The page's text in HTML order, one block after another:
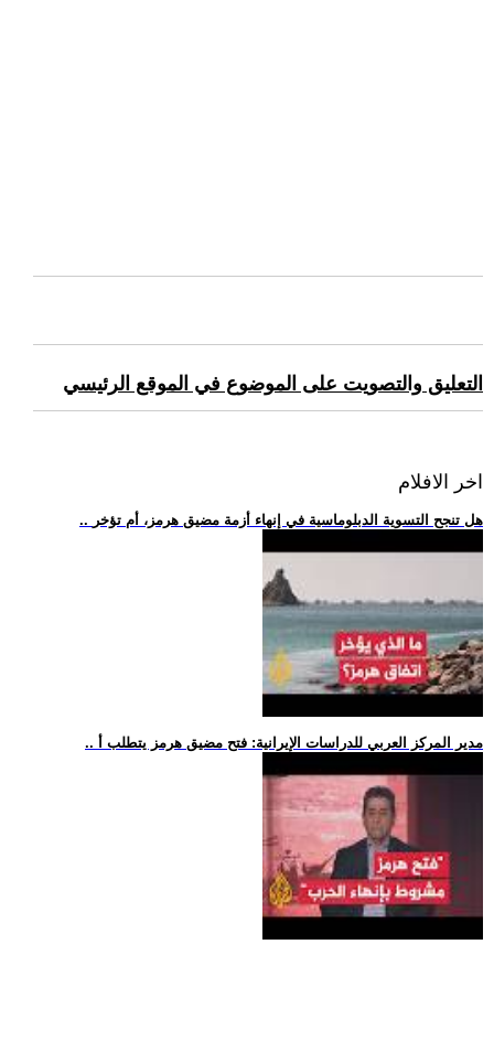
التعليق والتصويت على الموضوع في الموقع الرئيسي
اخر الافلام
.. هل تنجح التسوية الدبلوماسية في إنهاء أزمة مضيق هرمز، أم تؤخر
.. مدير المركز العربي للدراسات الإيرانية: فتح مضيق هرمز يتطلب أ